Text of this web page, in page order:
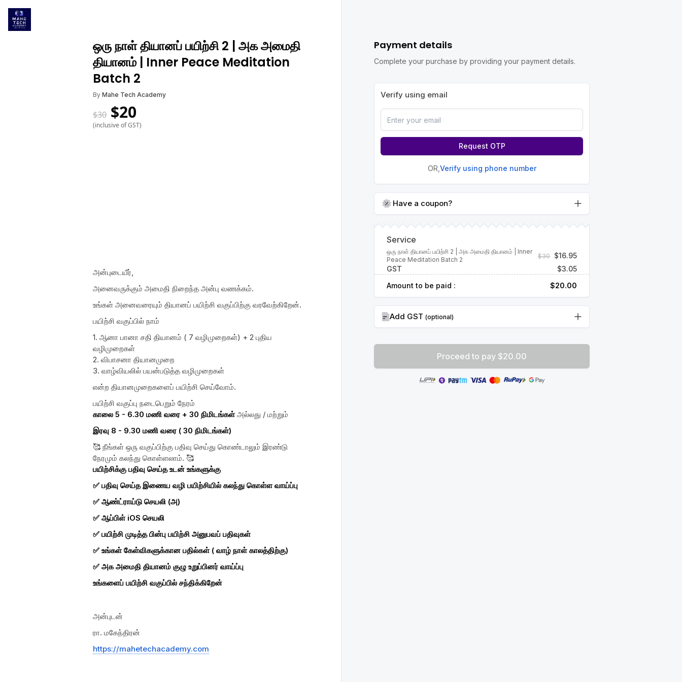
ஒரு நாள் தியானப் பயிற்சி 2 | அக அமைதி
தியானம் | Inner Peace Meditation
Batch 2
By Mahe Tech Academy
$30 $20
(inclusive of GST)
அன்புடையீர்,
அனைவருக்கும் அமைதி நிறைந்த அன்பு வணக்கம்.
உங்கள் அனைவரையும் தியானப் பயிற்சி வகுப்பிற்கு வரவேற்கிறேன்.
பயிற்சி வகுப்பில் நாம்
1. ஆனா பானா சதி தியானம் ( 7 வழிமுறைகள்) + 2 புதிய
வழிமுறைகள்
2. விபாசனா தியானமுறை
3. வாழ்வியலில் பயன்படுத்த வழிமுறைகள்
என்ற தியானமுறைகளைப் பயிற்சி செய்வோம்.
பயிற்சி வகுப்பு நடைபெறும் நேரம்
காலை 5 - 6.30 மணி வரை + 30 நிமிடங்கள்அல்லது / மற்றும்
இரவு 8 - 9.30 மணி வரை ( 30 நிமிடங்கள்)
🥰 நீங்கள் ஒரு வகுப்பிற்கு பதிவு செய்து கொண்டாலும் இரண்டு
நேரமும் கலந்து கொள்ளலாம். 🥰
பயிற்சிக்கு பதிவு செய்த உடன் உங்களுக்கு
✅ பதிவு செய்த இணைய வழி பயிற்சியில் கலந்து கொள்ள வாய்ப்பு
✅ ஆண்ட்ராய்டு செயலி (அ)
✅ ஆப்பிள் iOS செயலி
✅ பயிற்சி முடித்த பின்பு பயிற்சி அனுபவப் பதிவுகள்
✅ உங்கள் கேள்விகளுக்கான பதில்கள் ( வாழ் நாள் காலத்திற்கு)
✅ அக அமைதி தியானம் குழு உறுப்பினர் வாய்ப்பு
உங்களைப் பயிற்சி வகுப்பில் சந்திக்கிறேன்
அன்புடன்
ரா. மகேந்திரன்
https://mahetechacademy.com
Payment details
Complete your purchase by providing your payment details.
Verify using email
Request OTP
OR, Verify using phone number
Have a coupon?
Service
ஒரு நாள் தியானப் பயிற்சி 2 | அக அமைதி தியானம் | Inner
Peace Meditation Batch 2
$30 $16.95
GST
$3.05
Amount to be paid :
$20.00
Add GST (optional)
Proceed to pay $20.00